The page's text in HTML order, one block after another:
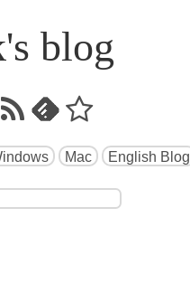
blog
Mac English Blog